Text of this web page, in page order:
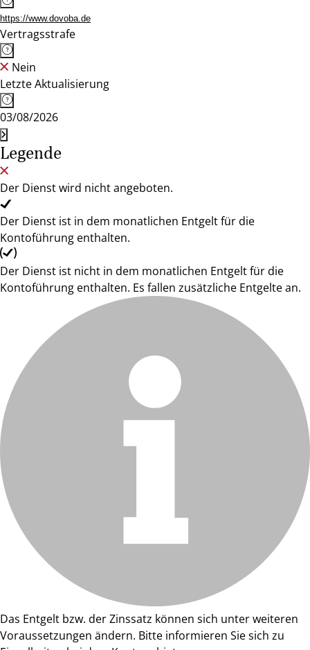
https://www.dovoba.de
Vertragsstrafe
Nein
Letzte Aktualisierung
03/08/2026
Legende
Der Dienst wird nicht angeboten.
Der Dienst ist in dem monatlichen Entgelt für die
Kontoführung enthalten.
Der Dienst ist nicht in dem monatlichen Entgelt für die
Kontoführung enthalten. Es fallen zusätzliche Entgelte an.
Das Entgelt bzw. der Zinssatz können sich unter weiteren
Voraussetzungen ändern. Bitte informieren Sie sich zu